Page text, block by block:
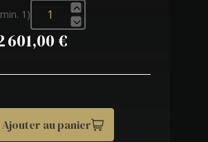
1)
601,00 €
Ajouter au panier